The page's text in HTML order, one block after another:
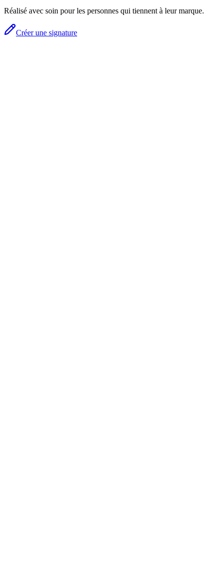
Réalisé avec soin pour les personnes qui tiennent à leur marque.
Créer une signature